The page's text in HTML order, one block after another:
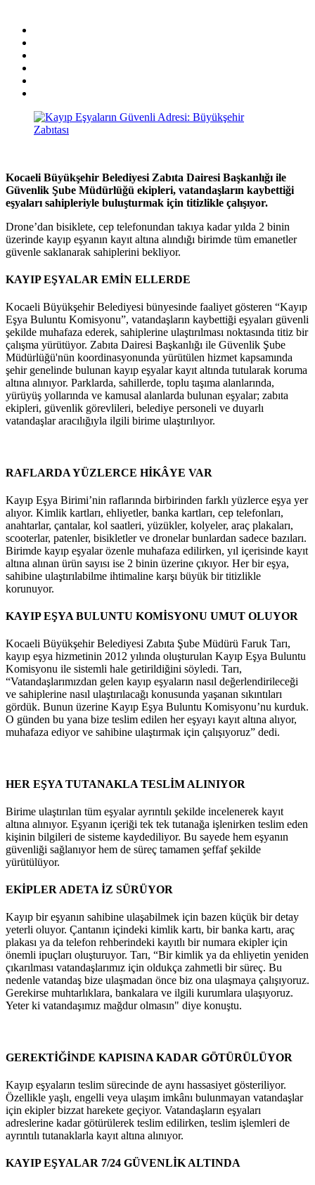
Kocaeli Büyükşehir Belediyesi Zabıta Dairesi Başkanlığı ile
Güvenlik Şube Müdürlüğü ekipleri, vatandaşların kaybettiği
eşyaları sahipleriyle buluşturmak için titizlikle çalışıyor.
Drone’dan bisiklete, cep telefonundan takıya kadar yılda 2 binin
üzerinde kayıp eşyanın kayıt altına alındığı birimde tüm emanetler
güvenle saklanarak sahiplerini bekliyor.
KAYIP EŞYALAR EMİN ELLERDE
Kocaeli Büyükşehir Belediyesi bünyesinde faaliyet gösteren “Kayıp
Eşya Buluntu Komisyonu”, vatandaşların kaybettiği eşyaları güvenli
şekilde muhafaza ederek, sahiplerine ulaştırılması noktasında titiz bir
çalışma yürütüyor. Zabıta Dairesi Başkanlığı ile Güvenlik Şube
Müdürlüğü'nün koordinasyonunda yürütülen hizmet kapsamında
şehir genelinde bulunan kayıp eşyalar kayıt altında tutularak koruma
altına alınıyor. Parklarda, sahillerde, toplu taşıma alanlarında,
yürüyüş yollarında ve kamusal alanlarda bulunan eşyalar; zabıta
ekipleri, güvenlik görevlileri, belediye personeli ve duyarlı
vatandaşlar aracılığıyla ilgili birime ulaştırılıyor.
RAFLARDA YÜZLERCE HİKÂYE VAR
Kayıp Eşya Birimi’nin raflarında birbirinden farklı yüzlerce eşya yer
alıyor. Kimlik kartları, ehliyetler, banka kartları, cep telefonları,
anahtarlar, çantalar, kol saatleri, yüzükler, kolyeler, araç plakaları,
scooterlar, patenler, bisikletler ve dronelar bunlardan sadece bazıları.
Birimde kayıp eşyalar özenle muhafaza edilirken, yıl içerisinde kayıt
altına alınan ürün sayısı ise 2 binin üzerine çıkıyor. Her bir eşya,
sahibine ulaştırılabilme ihtimaline karşı büyük bir titizlikle
korunuyor.
KAYIP EŞYA BULUNTU KOMİSYONU UMUT OLUYOR
Kocaeli Büyükşehir Belediyesi Zabıta Şube Müdürü Faruk Tarı,
kayıp eşya hizmetinin 2012 yılında oluşturulan Kayıp Eşya Buluntu
Komisyonu ile sistemli hale getirildiğini söyledi. Tarı,
“Vatandaşlarımızdan gelen kayıp eşyaların nasıl değerlendirileceği
ve sahiplerine nasıl ulaştırılacağı konusunda yaşanan sıkıntıları
gördük. Bunun üzerine Kayıp Eşya Buluntu Komisyonu’nu kurduk.
O günden bu yana bize teslim edilen her eşyayı kayıt altına alıyor,
muhafaza ediyor ve sahibine ulaştırmak için çalışıyoruz” dedi.
HER EŞYA TUTANAKLA TESLİM ALINIYOR
Birime ulaştırılan tüm eşyalar ayrıntılı şekilde incelenerek kayıt
altına alınıyor. Eşyanın içeriği tek tek tutanağa işlenirken teslim eden
kişinin bilgileri de sisteme kaydediliyor. Bu sayede hem eşyanın
güvenliği sağlanıyor hem de süreç tamamen şeffaf şekilde
yürütülüyor.
EKİPLER ADETA İZ SÜRÜYOR
Kayıp bir eşyanın sahibine ulaşabilmek için bazen küçük bir detay
yeterli oluyor. Çantanın içindeki kimlik kartı, bir banka kartı, araç
plakası ya da telefon rehberindeki kayıtlı bir numara ekipler için
önemli ipuçları oluşturuyor. Tarı, “Bir kimlik ya da ehliyetin yeniden
çıkarılması vatandaşlarımız için oldukça zahmetli bir süreç. Bu
nedenle vatandaş bize ulaşmadan önce biz ona ulaşmaya çalışıyoruz.
Gerekirse muhtarlıklara, bankalara ve ilgili kurumlara ulaşıyoruz.
Yeter ki vatandaşımız mağdur olmasın" diye konuştu.
GEREKTİĞİNDE KAPISINA KADAR GÖTÜRÜLÜYOR
Kayıp eşyaların teslim sürecinde de aynı hassasiyet gösteriliyor.
Özellikle yaşlı, engelli veya ulaşım imkânı bulunmayan vatandaşlar
için ekipler bizzat harekete geçiyor. Vatandaşların eşyaları
adreslerine kadar götürülerek teslim edilirken, teslim işlemleri de
ayrıntılı tutanaklarla kayıt altına alınıyor.
KAYIP EŞYALAR 7/24 GÜVENLİK ALTINDA